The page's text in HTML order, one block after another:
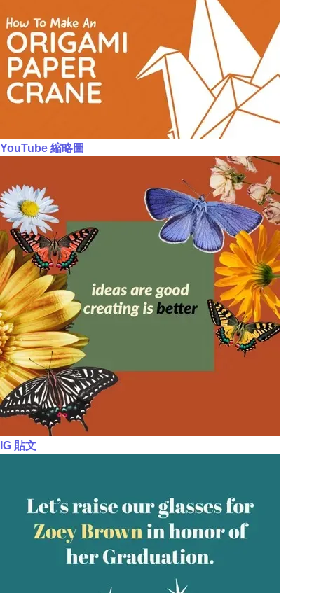
YouTube 縮略圖
IG 貼文